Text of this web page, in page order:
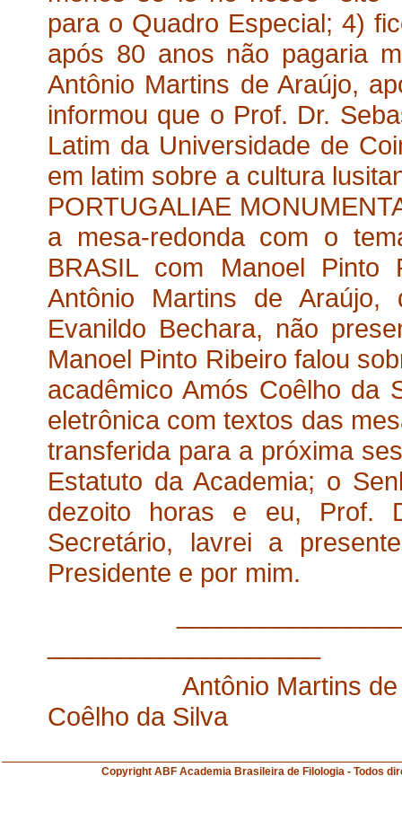
para o Quadro Especial; 4)
após 80 anos não pagaria
Antônio Martins de Araújo,
informou que o Prof. Dr.
Latim da Universidade de
em latim sobre a cultura
PORTUGALIAE
a mesa-redonda com o
BRASIL com Manoel Pinto
Antônio Martins de
Evanildo Bechara, não
Manoel Pinto Ribeiro falou
acadêmico Amós Coêlho da
eletrônica com textos das
transferida para a próxima
Estatuto da Academia; o
dezoito horas e eu, Prof.
Secretário,
lavrei a
Presidente e por mim.
Antônio
Coêlho da Silva
Copyright ABF Academia Brasileira de